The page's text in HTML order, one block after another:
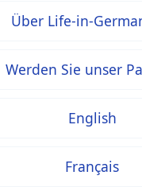
Über Life-in-
Werden Sie unser
English
Français